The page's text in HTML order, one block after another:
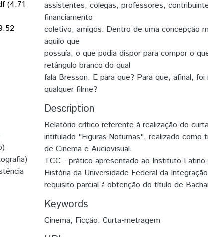
(4.71
assistentes, colegas, professores,
financiamento
coletivo, amigos. Dentro de uma concepção
aquilo que
possuía, o que podia dispor para compor o
retângulo branco do qual
fala Bresson. E para que? Para que, afinal,
qualquer filme?
Description
Relatório crítico referente à realização do
intitulado "Figuras Noturnas", realizado como
de Cinema e Audiovisual.
TCC - prático apresentado ao Instituto
História da Universidade Federal da
requisito parcial à obtenção do título de
Keywords
Cinema, Ficção, Curta-metragem